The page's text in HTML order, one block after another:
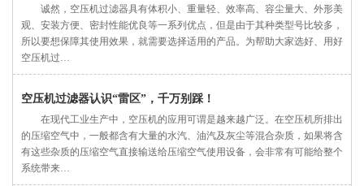
诚然，空压机过滤器具有体积小、重量轻、效率高、容尘量大、外形美
观、安装方便、密封性能优良等一系列优点，但是由于其种类型号比较多，
所以要想保障其使用效果，就需要选择适用的产品。为帮助大家选好、用好
空压机过…
空压机过滤器认识“雷区”，千万别踩！
在现代工业生产中，空压机的应用可谓是越来越广泛。在空压机所排出
的压缩空气中，一般都含有大量的水汽、油汽及灰尘等混合杂质，如果将含
有这些杂质的压缩空气直接输送给压缩空气使用设备，会非常有可能给整个
系统带来…